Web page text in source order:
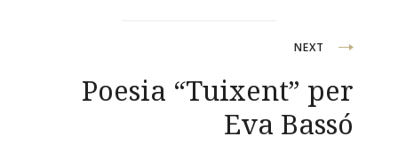
NEXT
Poesia “Tuixent” per
Eva Bassó